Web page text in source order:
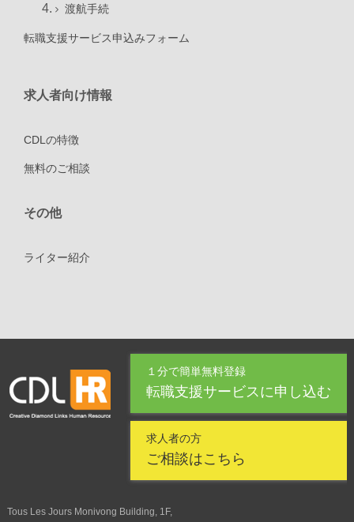
渡航手続
転職支援サービス申込みフォーム
求人者向け情報
CDLの特徴
無料のご相談
その他
ライター紹介
１分で簡単無料登録
転職支援サービスに申し込む
求人者の方
ご相談はこちら
Tous Les Jours Monivong Building, 1F,